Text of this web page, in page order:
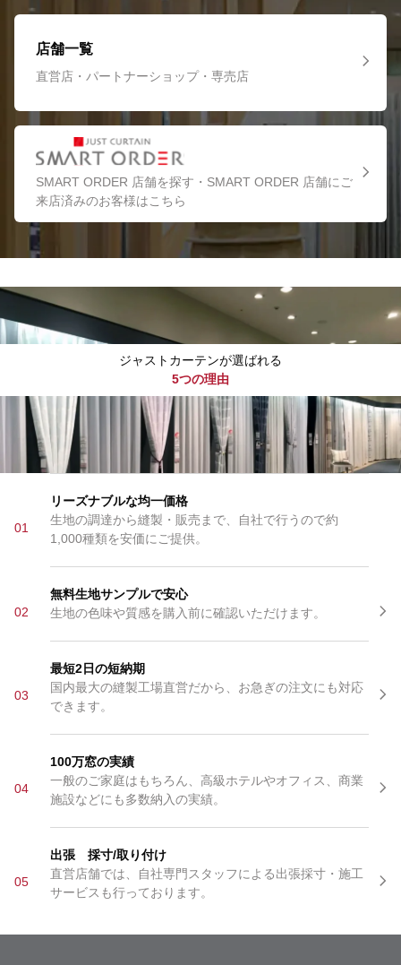
店舗一覧
直営店・パートナーショップ・専売店
SMART ORDER 店舗を探す・SMART ORDER 店舗にご
来店済みのお客様はこちら
ジャストカーテンが選ばれる
5つの理由
01
リーズナブルな均一価格
生地の調達から縫製・販売まで、自社で行うので約
1,000種類を安価にご提供。
02
無料生地サンプルで安心
生地の色味や質感を購入前に確認いただけます。
03
最短2日の短納期
国内最大の縫製工場直営だから、お急ぎの注文にも対応
できます。
04
100万窓の実績
一般のご家庭はもちろん、高級ホテルやオフィス、商業
施設などにも多数納入の実績。
05
出張 採寸/取り付け
直営店舗では、自社専門スタッフによる出張採寸・施工
サービスも行っております。